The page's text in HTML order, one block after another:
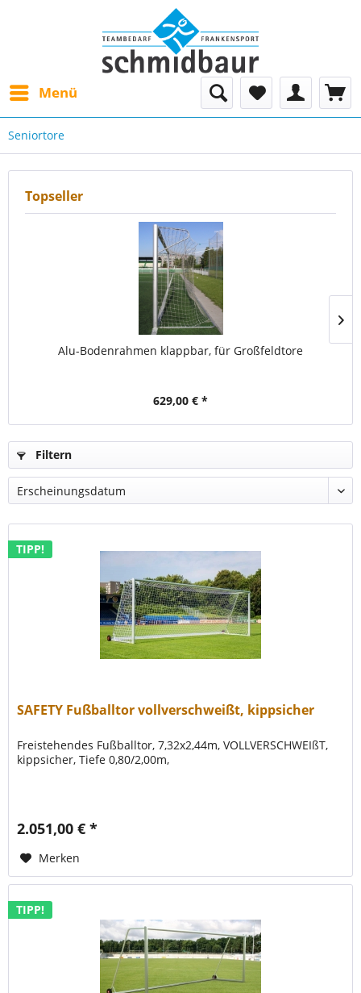
Menü
Seniortore
Topseller
Alu-Bodenrahmen klappbar, für Großfeldtore
629,00 € *
Filtern
TIPP!
SAFETY Fußballtor vollverschweißt, kippsicher
Freistehendes Fußballtor, 7,32x2,44m, VOLLVERSCHWEIßT,
kippsicher, Tiefe 0,80/2,00m,
2.051,00 € *
Merken
TIPP!